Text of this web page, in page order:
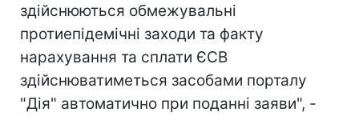
здійснюються обмежувальні
протиепідемічні заходи та факту
нарахування та сплати ЄСВ
здійснюватиметься засобами порталу
"Дія" автоматично при поданні заяви", -